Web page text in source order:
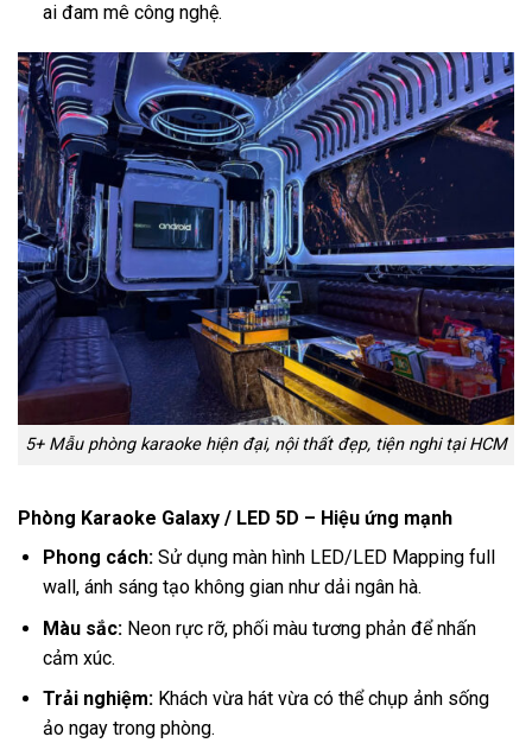
ai đam mê công nghệ.
5+ Mẫu phòng karaoke hiện đại, nội thất đẹp, tiện nghi tại HCM
Phòng Karaoke Galaxy / LED 5D – Hiệu ứng mạnh
Phong cách:Sử dụng màn hình LED/LED Mapping full
wall, ánh sáng tạo không gian như dải ngân hà.
Màu sắc:Neon rực rỡ, phối màu tương phản để nhấn
cảm xúc.
Trải nghiệm:Khách vừa hát vừa có thể chụp ảnh sống
ảo ngay trong phòng.